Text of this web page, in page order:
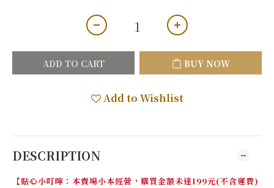
ADD TO CART BUY NOW
Add to Wishlist
DESCRIPTION
【貼心小叮嚀：本賣場小本經營，購買金額未達199元(不含運費)